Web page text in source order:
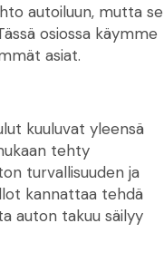
autoiluun, mutta se
osiossa käymme
asiat.
kuuluvat yleensä
tehty
turvallisuuden ja
kannattaa tehdä
auton takuu säilyy